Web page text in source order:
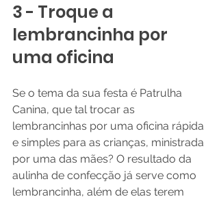
3 - Troque a
lembrancinha por
uma oficina
Se o tema da sua festa é Patrulha
Canina, que tal trocar as
lembrancinhas por uma oficina rápida
e simples para as crianças, ministrada
por uma das mães? O resultado da
aulinha de confecção já serve como
lembrancinha, além de elas terem